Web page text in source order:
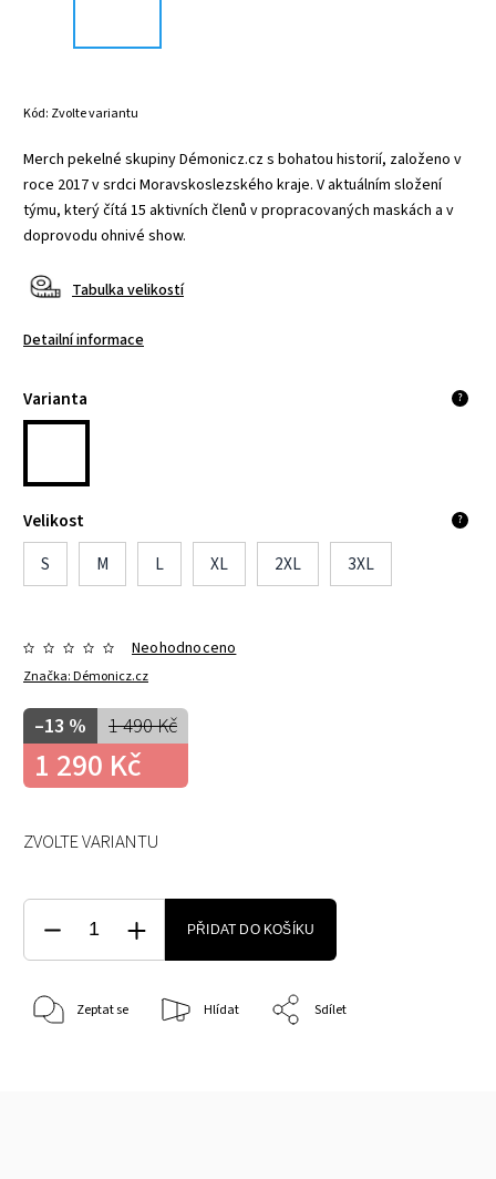
Kód: Zvolte variantu
Merch pekelné skupiny Démonicz.cz s bohatou historií, založeno v
roce 2017 v srdci Moravskoslezského kraje. V aktuálním složení
týmu, který čítá 15 aktivních členů v propracovaných maskách a v
doprovodu ohnivé show.
Tabulka velikostí
Detailní informace
Varianta ?
Velikost ?
S M L XL 2XL 3XL
Značka:Démonicz.cz
Neohodnoceno
1 490 Kč
–13 %
1 290 Kč
ZVOLTE VARIANTU
PŘIDAT DO KOŠÍKU
Zeptat se Hlídat Sdílet